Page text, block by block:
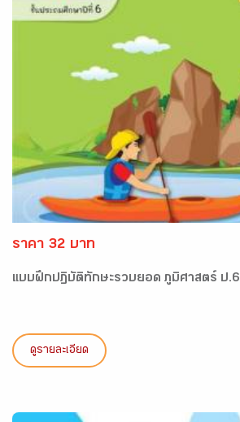
ราคา 32 บาท
แบบฝึกปฏิบัติทักษะรวบยอด ภูมิศาสตร์ ป.6
ดูรายละเอียด